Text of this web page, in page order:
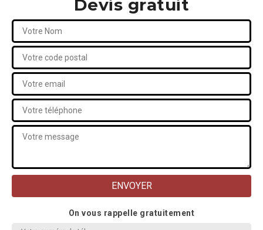
Devis gratuit
On vous rappelle gratuitement